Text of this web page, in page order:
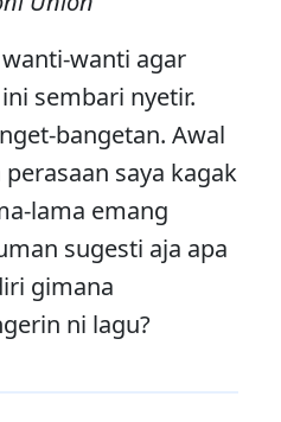
wanti agar
sembari nyetir.
bangetan. Awal
saya kagak
lama emang
sugesti aja apa
gimana
ni lagu?